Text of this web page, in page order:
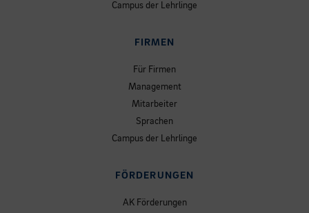
Campus der Lehrlinge
FIRMEN
Für Firmen
Management
Mitarbeiter
Sprachen
Campus der Lehrlinge
FÖRDERUNGEN
AK Förderungen